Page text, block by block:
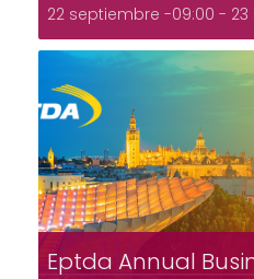
22 septiembre -09:00 -
Eptda Annual